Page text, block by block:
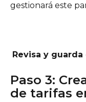
gestionará este
Revisa y guarda
Paso 3:
de tarifas